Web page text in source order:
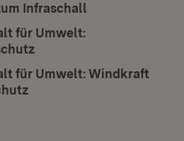
Infraschall
für Umwelt:
für Umwelt: Windkraft